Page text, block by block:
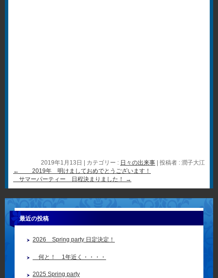
2019年1月13日 カテゴリー : 日々の出来事
投稿者 : 潤子大江
←
2019年 明けましておめでとうございます！
サマーパーティー 日程決まりました！
→
最近の投稿
2026 Spring party 日定決定！
何と！ 1年近く・・・・
2025 Spring party